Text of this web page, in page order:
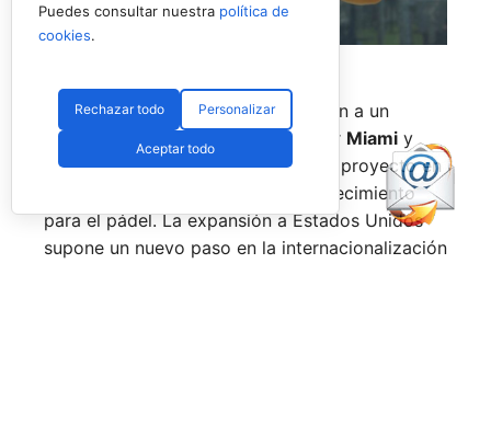
La prueba deNueva Yorkpondrá fin a un
circuito que también ha pasado por Miami y
Texas, consolidando el estreno del proyecto en
uno de los mercados con mayor crecimiento
para el pádel. La expansión a Estados Unidos
supone un nuevo paso en la internacionalización
Puedes consultar nuestra política de
cookies.
Rechazar todo Personalizar
Aceptar todo